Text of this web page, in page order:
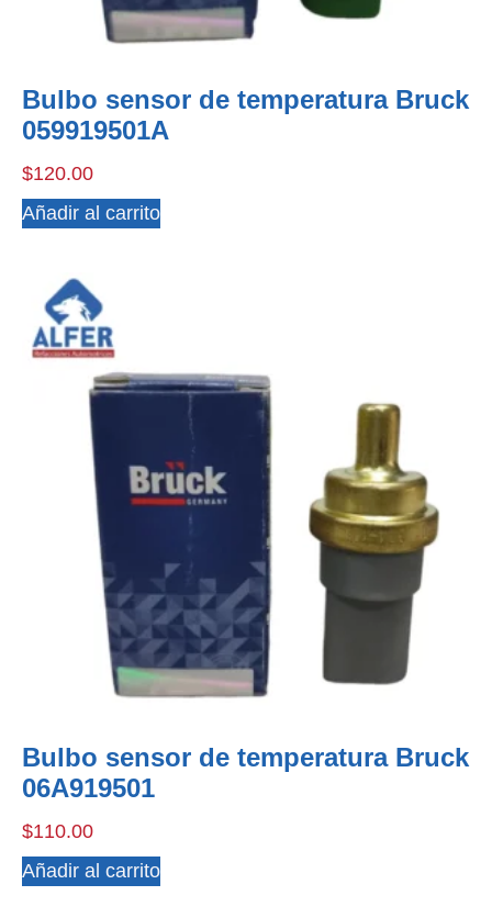
Bulbo sensor de temperatura Bruck
059919501A
$120.00
Añadir al carrito
Bulbo sensor de temperatura Bruck
06A919501
$110.00
Añadir al carrito